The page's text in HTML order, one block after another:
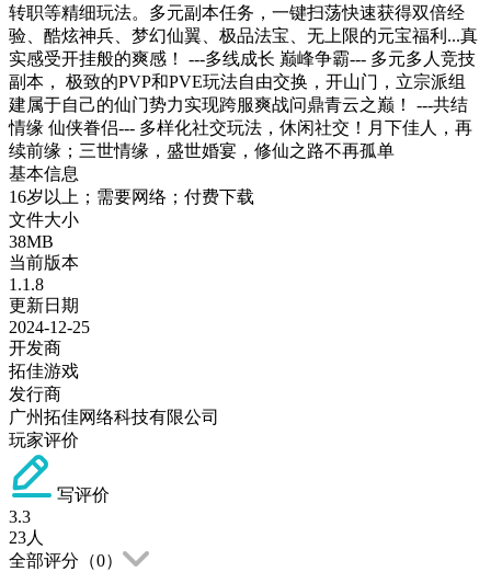
转职等精细玩法。多元副本任务，一键扫荡快速获得双倍经
验、酷炫神兵、梦幻仙翼、极品法宝、无上限的元宝福利...真
实感受开挂般的爽感！ ---多线成长 巅峰争霸--- 多元多人竞技
副本， 极致的PVP和PVE玩法自由交换，开山门，立宗派组
建属于自己的仙门势力实现跨服爽战问鼎青云之巅！ ---共结
情缘 仙侠眷侣--- 多样化社交玩法，休闲社交！月下佳人，再
续前缘；三世情缘，盛世婚宴，修仙之路不再孤单
基本信息
16岁以上；需要网络；付费下载
文件大小
38MB
当前版本
1.1.8
更新日期
2024-12-25
开发商
拓佳游戏
发行商
广州拓佳网络科技有限公司
玩家评价
写评价
3.3
23人
全部评分（0）